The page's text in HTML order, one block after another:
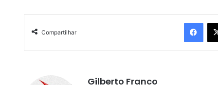
Compartilhar
Facebook
Gilberto Franco